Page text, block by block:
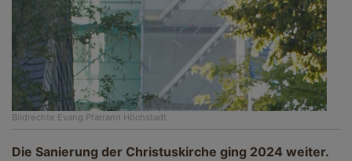
Bildrechte Evang.Pfarramt Höchstadt
Die Sanierung der Christuskirche ging 2024 weiter.